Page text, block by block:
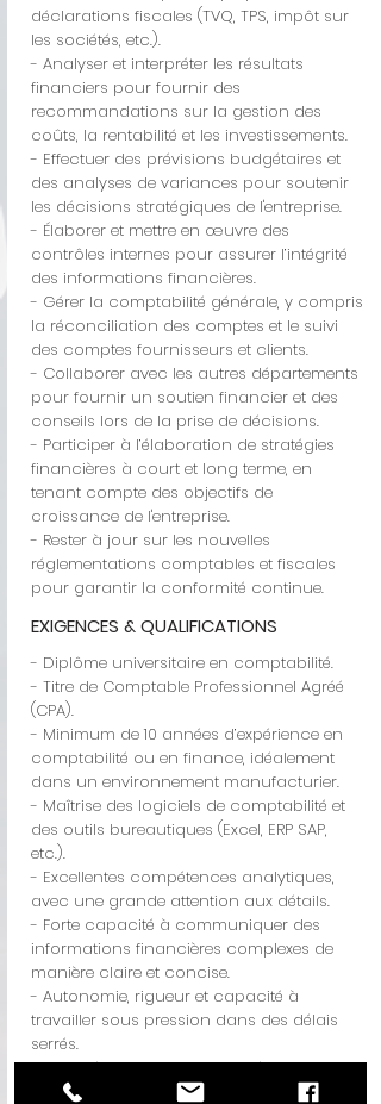
déclarations fiscales (TVQ, TPS, impôt sur
les sociétés, etc.).
- Analyser et interpréter les résultats
financiers pour fournir des
recommandations sur la gestion des
coûts, la rentabilité et les investissements.
- Effectuer des prévisions budgétaires et
des analyses de variances pour soutenir
les décisions stratégiques de l'entreprise.
- Élaborer et mettre en œuvre des
contrôles internes pour assurer l’intégrité
des informations financières.
- Gérer la comptabilité générale, y compris
la réconciliation des comptes et le suivi
des comptes fournisseurs et clients.
- Collaborer avec les autres départements
pour fournir un soutien financier et des
conseils lors de la prise de décisions.
- Participer à l’élaboration de stratégies
financières à court et long terme, en
tenant compte des objectifs de
croissance de l'entreprise.
- Rester à jour sur les nouvelles
réglementations comptables et fiscales
pour garantir la conformité continue.
EXIGENCES & QUALIFICATIONS
- Diplôme universitaire en comptabilité.
- Titre de Comptable Professionnel Agréé
(CPA).
- Minimum de 10 années d’expérience en
comptabilité ou en finance, idéalement
dans un environnement manufacturier.
- Maîtrise des logiciels de comptabilité et
des outils bureautiques (Excel, ERP SAP,
etc.).
- Excellentes compétences analytiques,
avec une grande attention aux détails.
- Forte capacité à communiquer des
informations financières complexes de
manière claire et concise.
- Autonomie, rigueur et capacité à
travailler sous pression dans des délais
serrés.
- Compétences en gestion d’équipe et en
collaboration interfonctionnelle.